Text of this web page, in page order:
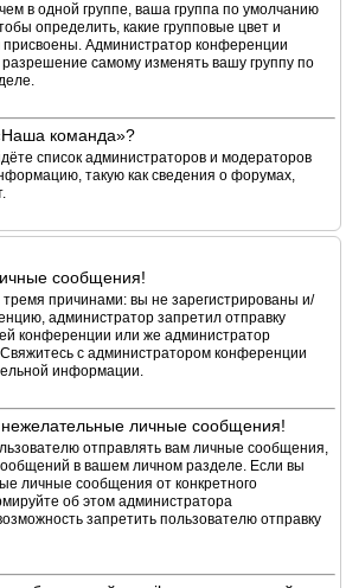
в одной группе, ваша группа по умолчанию
определить, какие групповые цвет и
Администратор конференции
самому изменять вашу группу по
команда»?
список администраторов и модераторов
такую как сведения о форумах,
сообщения!
причинами: вы не зарегистрированы и/
администратор запретил отправку
конференции или же администратор
с администратором конференции
информации.
личные сообщения!
отправлять вам личные сообщения,
в вашем личном разделе. Если вы
личные сообщения от конкретного
об этом администратора
запретить пользователю отправку